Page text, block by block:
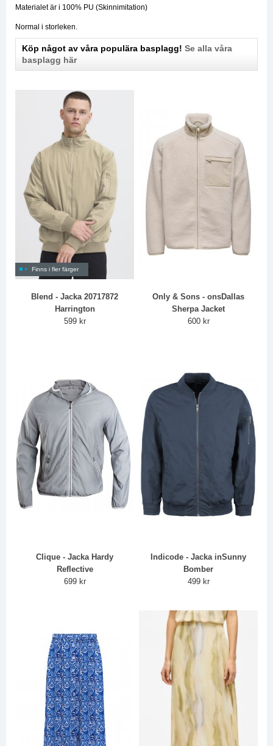
Materialet är i 100% PU (Skinnimitation)
Normal i storleken.
Köp något av våra populära basplagg! Se alla våra
basplagg här
Finns i fler färger
Blend - Jacka 20717872
Harrington
599 kr
Only & Sons - onsDallas
Sherpa Jacket
600 kr
Clique - Jacka Hardy
Reflective
699 kr
Indicode - Jacka inSunny
Bomber
499 kr